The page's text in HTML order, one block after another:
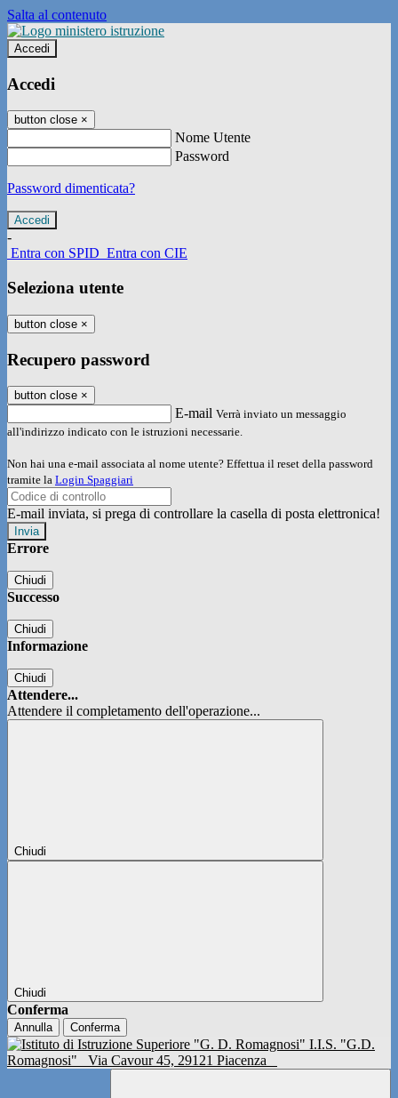
Salta al contenuto
Accedi
Accedi
button close ×
Nome Utente
Password
Password dimenticata?
-
Entra con SPID Entra con CIE
Seleziona utente
button close ×
Recupero password
button close ×
E-mail Verrà inviato un messaggio
all'indirizzo indicato con le istruzioni necessarie.
Non hai una e-mail associata al nome utente? Effettua il reset della password
tramite la Login Spaggiari
E-mail inviata, si prega di controllare la casella di posta elettronica!
Errore
Chiudi
Successo
Chiudi
Informazione
Chiudi
Attendere...
Attendere il completamento dell'operazione...
Chiudi
Chiudi
Conferma
Annulla Conferma
I.I.S. "G.D.
Romagnosi"
Via Cavour 45, 29121 Piacenza